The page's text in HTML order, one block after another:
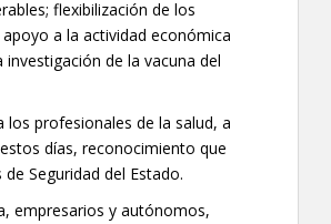
flexibilización de los
a la actividad económica
de la vacuna del
profesionales de la salud, a
días, reconocimiento que
Seguridad del Estado.
empresarios y autónomos,